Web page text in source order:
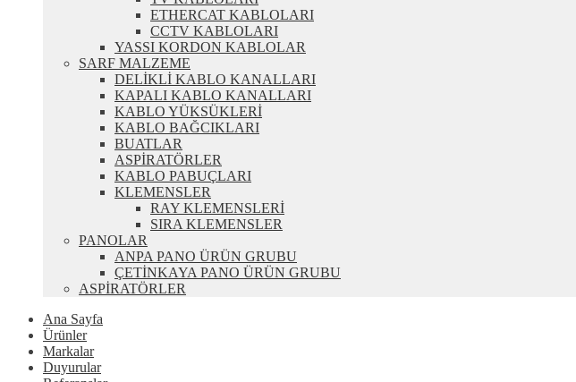
ETHERCAT KABLOLARI
CCTV KABLOLARI
YASSI KORDON KABLOLAR
SARF MALZEME
DELİKLİ KABLO KANALLARI
KAPALI KABLO KANALLARI
KABLO YÜKSÜKLERİ
KABLO BAĞCIKLARI
BUATLAR
ASPİRATÖRLER
KABLO PABUÇLARI
KLEMENSLER
RAY KLEMENSLERİ
SIRA KLEMENSLER
PANOLAR
ANPA PANO ÜRÜN GRUBU
ÇETİNKAYA PANO ÜRÜN GRUBU
ASPİRATÖRLER
Ana Sayfa
Ürünler
Markalar
Duyurular